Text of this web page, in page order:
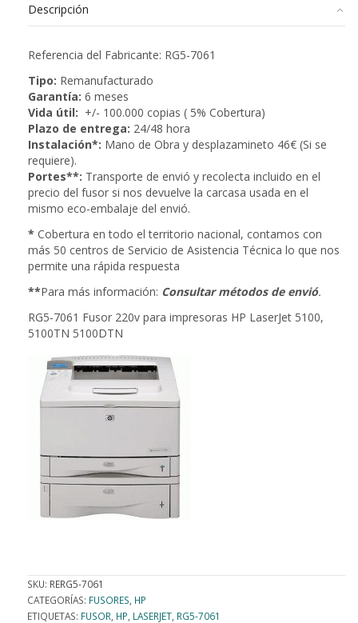
5100
cantidad
Descripción
Referencia del Fabricante: RG5-7061
Tipo: Remanufacturado
Garantía: 6 meses
Vida útil: +/- 100.000 copias ( 5% Cobertura)
Plazo de entrega: 24/48 hora
Instalación*: Mano de Obra y desplazamineto 46€ (Si se
requiere).
Portes**: Transporte de envió y recolecta incluido en el
precio del fusor si nos devuelve la carcasa usada en el
mismo eco-embalaje del envió.
* Cobertura en todo el territorio nacional, contamos con
más 50 centros de Servicio de Asistencia Técnica lo que nos
permite una rápida respuesta
**Para más información: Consultar métodos de envió.
RG5-7061 Fusor 220v para impresoras HP LaserJet 5100,
5100TN 5100DTN
SKU: RERG5-7061
CATEGORÍAS: FUSORES HP
ETIQUETAS: FUSOR HP LASERJET RG5-7061